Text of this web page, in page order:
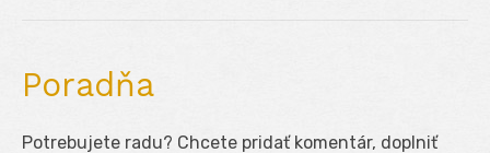
Poradňa
Potrebujete radu? Chcete pridať komentár, doplniť